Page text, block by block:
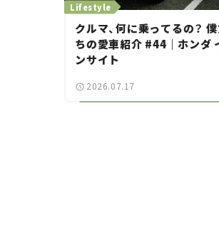
Lifestyle
クルマ、何に乗ってるの？
ちの愛車紹介 #44｜ホンダ
ンサイト
2026.07.17